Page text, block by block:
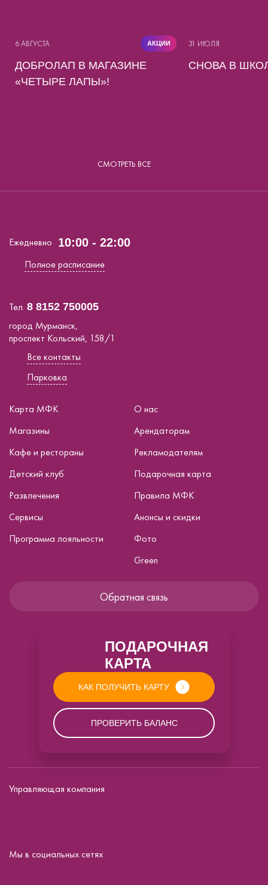
6 АВГУСТА АКЦИИ
ДОБРОЛАП В МАГАЗИНЕ
«ЧЕТЫРЕ ЛАПЫ»!
31 ИЮЛЯ
СНОВА В
СМОТРЕТЬ ВСЕ
Ежедневно 10:00 - 22:00
Полное расписание
Тел. 8 8152 750005
город Мурманск,
проспект Кольский, 158/1
Все контакты
Парковка
Карта МФК
Магазины
Кафе и рестораны
Детский клуб
Развлечения
Сервисы
Программа лояльности
О нас
Арендаторам
Рекламодателям
Подарочная карта
Правила МФК
Анонсы и скидки
Фото
Green
Обратная связь
ПОДАРОЧНАЯ
КАРТА
КАК ПОЛУЧИТЬ КАРТУ
ПРОВЕРИТЬ БАЛАНС
Управляющая компания
Мы в социальных сетях